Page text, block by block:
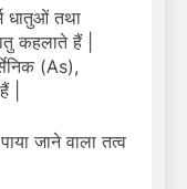
धातुओं तथा
कहलाते हैं |
(As),
|
जाने वाला तत्व